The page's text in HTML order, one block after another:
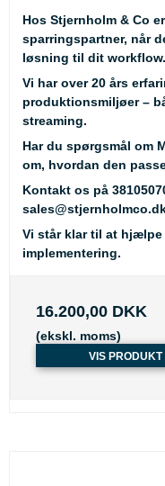
Hos Stjernholm & Co
sparringspartner, når
løsning til dit workflow.
Vi har over 20 års
produktionsmiljøer –
streaming.
Har du spørgsmål om
om, hvordan den
Kontakt os på
Vi står klar til at
implementering.
16.200,00 DKK
(ekskl. moms)
VIS PRODUKT